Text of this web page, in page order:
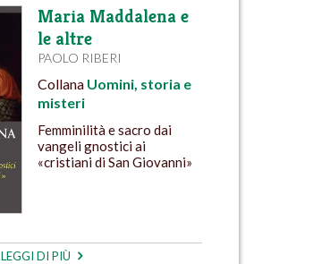
Maria Maddalena e
le altre
PAOLO RIBERI
Collana Uomini, storia e
misteri
Femminilità e sacro dai
vangeli gnostici ai
«cristiani di San Giovanni»
LEGGI DI PIÙ